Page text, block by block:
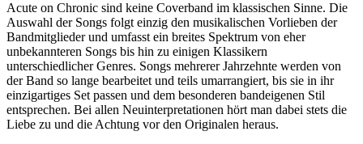
Acute on Chronic sind keine Coverband im klassischen Sinne. Die
Auswahl der Songs folgt einzig den musikalischen Vorlieben der
Bandmitglieder und umfasst ein breites Spektrum von eher
unbekannteren Songs bis hin zu einigen Klassikern
unterschiedlicher Genres. Songs mehrerer Jahrzehnte werden von
der Band so lange bearbeitet und teils umarrangiert, bis sie in ihr
einzigartiges Set passen und dem besonderen bandeigenen Stil
entsprechen. Bei allen Neuinterpretationen hört man dabei stets die
Liebe zu und die Achtung vor den Originalen heraus.